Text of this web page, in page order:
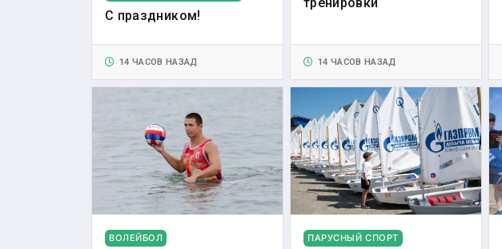
С праздником!
14 ЧАСОВ НАЗАД 14 ЧАСОВ НАЗАД
ВОЛЕЙБОЛ ПАРУСНЫЙ СПОРТ